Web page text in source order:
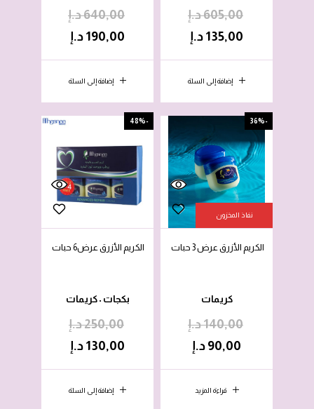
إضافة إلى السلة
605,00د.إ
135,00 د.إ
إضافة إلى السلة
640,00د.إ
190,00 د.إ
-36%
نفاذ المخزون
قراءة المزيد
الكريم الأزرق عرض 3 حبات
كريمات
140,00د.إ
90,00 د.إ
-48%
إضافة إلى السلة
الكريم الأزرق عرض6 حبات
بكجات •كريمات
250,00د.إ
130,00 د.إ